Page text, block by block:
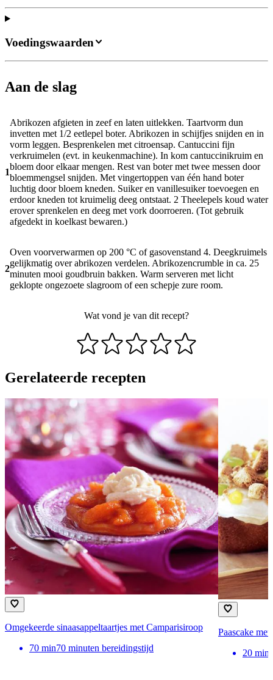
Aan de slag
1
Abrikozen afgieten in zeef en laten uitlekken. Taartvorm dun
invetten met 1/2 eetlepel boter. Abrikozen in schijfjes snijden en in
vorm leggen. Besprenkelen met citroensap. Cantuccini fijn
verkruimelen (evt. in keukenmachine). In kom cantuccinikruim en
bloem door elkaar mengen. Rest van boter met twee messen door
bloemmengsel snijden. Met vingertoppen van één hand boter
luchtig door bloem kneden. Suiker en vanillesuiker toevoegen en
erdoor kneden tot kruimelig deeg ontstaat. 2 Theelepels koud water
erover sprenkelen en deeg met vork doorroeren. (Tot gebruik
afgedekt in koelkast bewaren.)
2
Oven voorverwarmen op 200 °C of gasovenstand 4. Deegkruimels
gelijkmatig over abrikozen verdelen. Abrikozencrumble in ca. 25
minuten mooi goudbruin bakken. Warm serveren met licht
geklopte ongezoete slagroom of een schepje zure room.
Wat vond je van dit recept?
Voedingswaarden
Gerelateerde recepten
Omgekeerde sinaasappeltaartjes met Camparisiroop
70 min70 minuten bereidingstijd
Paascake
20 min